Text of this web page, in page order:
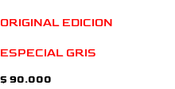
ORIGINAL EDICION
ESPECIAL GRIS
$ 90.000